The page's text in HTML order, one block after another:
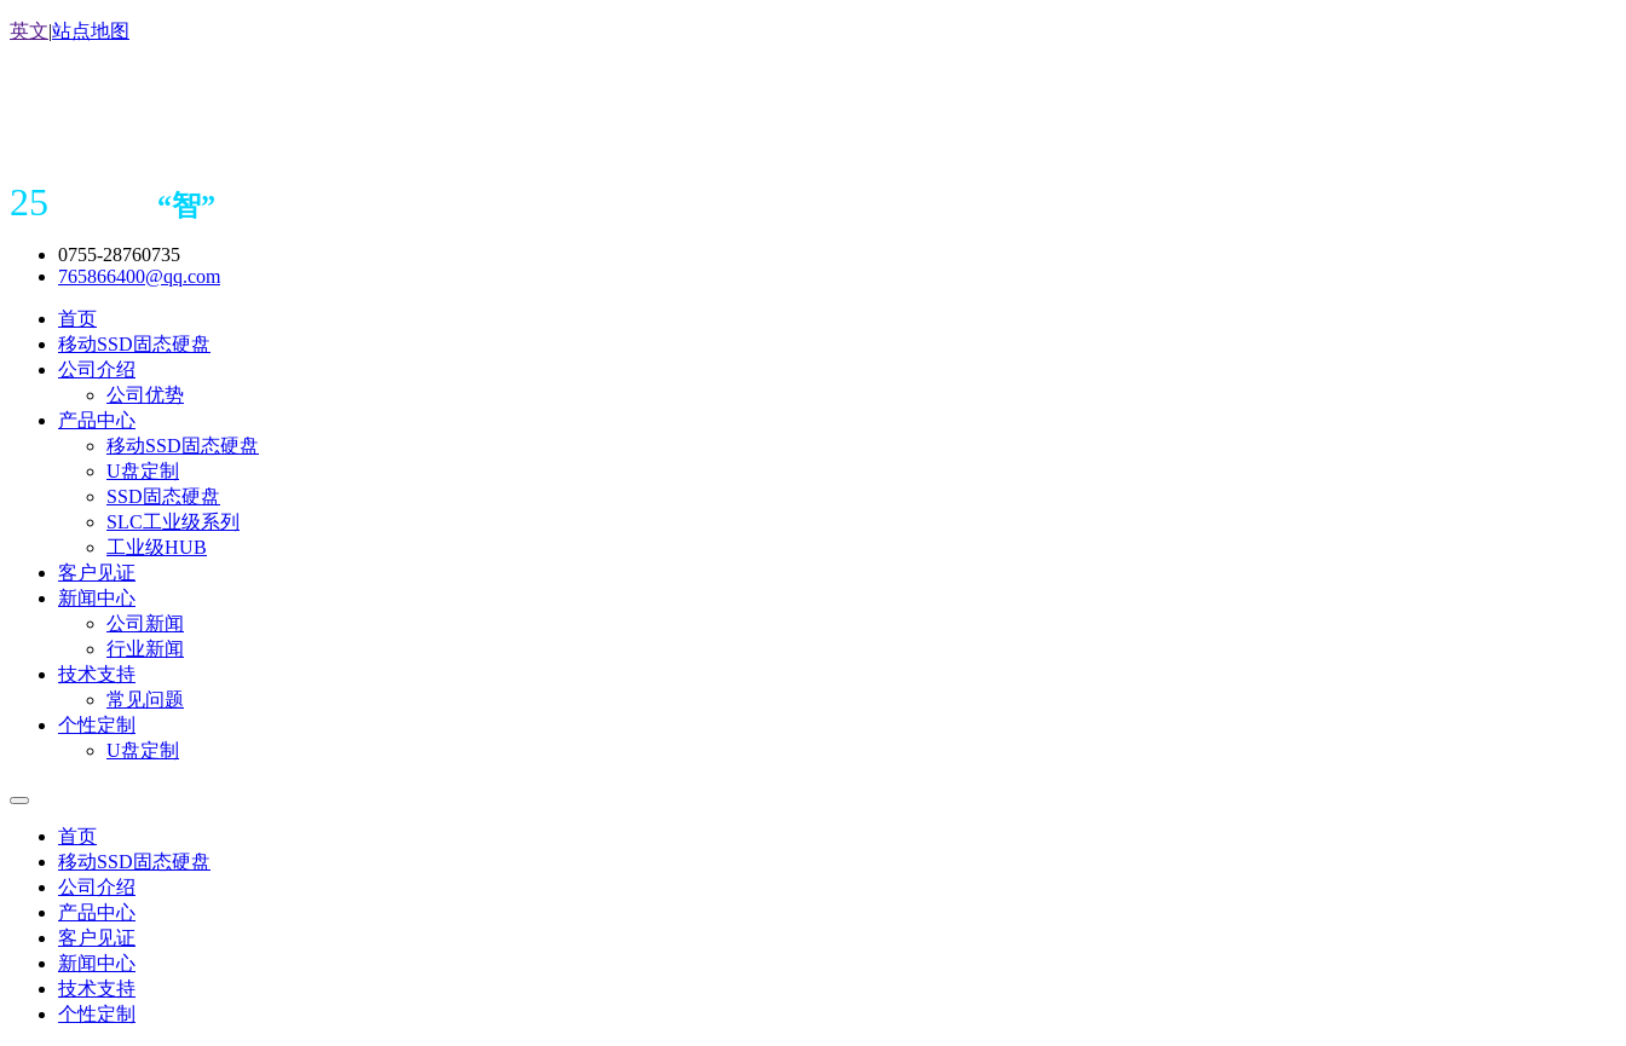
英文|站点地图
25 “智”
0755-28760735
765866400@qq.com
首页
移动SSD固态硬盘
公司介绍
公司优势
产品中心
移动SSD固态硬盘
U盘定制
SSD固态硬盘
SLC工业级系列
工业级HUB
客户见证
新闻中心
公司新闻
行业新闻
技术支持
常见问题
个性定制
U盘定制
首页
移动SSD固态硬盘
公司介绍
产品中心
客户见证
新闻中心
技术支持
个性定制